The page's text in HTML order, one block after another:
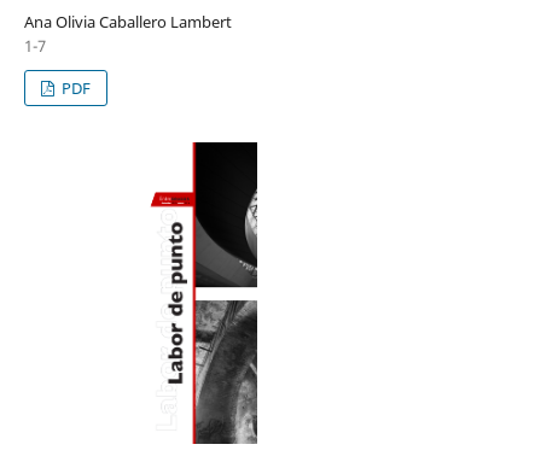
Ana Olivia Caballero Lambert
1-7
PDF